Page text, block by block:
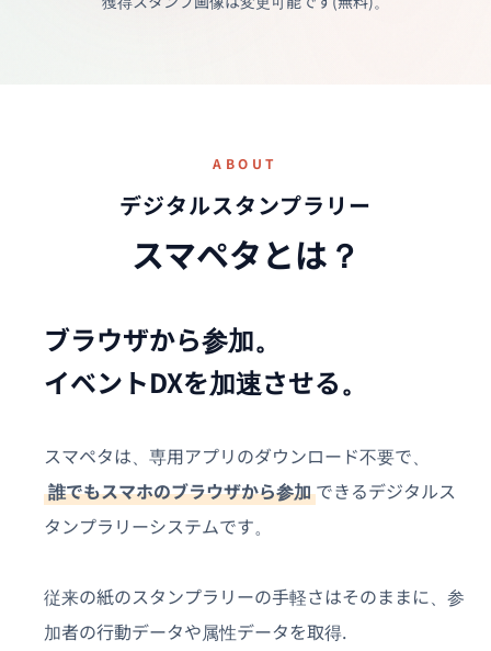
ABOUT
デジタルスタンプラリー
スマペタとは？
ブラウザから参加。
イベントDXを加速させる。
スマペタは、専用アプリのダウンロード不要で、
誰でもスマホのブラウザから参加 できるデジタルス
タンプラリーシステムです。
従来の紙のスタンプラリーの手軽さはそのままに、参
加者の行動データや属性データを取得.